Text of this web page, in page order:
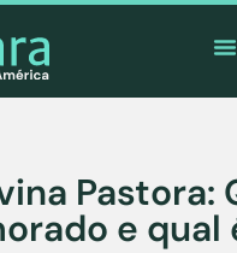
Pastora:
e qual